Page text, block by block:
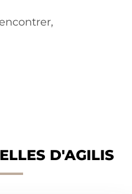
D'AGILIS